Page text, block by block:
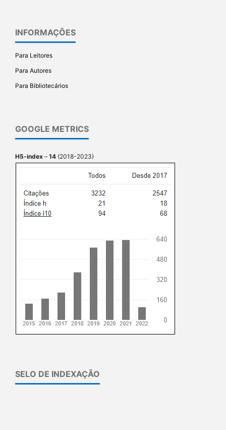
INFORMAÇÕES
Para Leitores
Para Autores
Para Bibliotecários
GOOGLE METRICS
H5-index – 14 (2018-2023)
SELO DE INDEXAÇÃO